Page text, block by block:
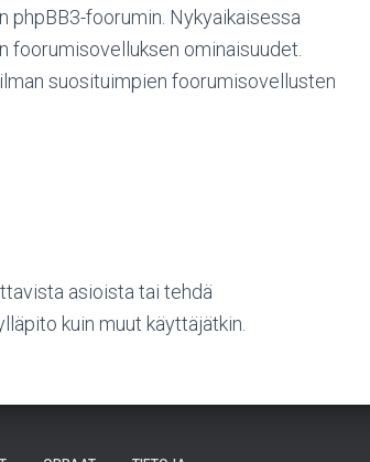
phpBB3-foorumin. Nykyaikaisessa
foorumisovelluksen ominaisuudet.
suosituimpien foorumisovellusten
asioista tai tehdä
kuin muut käyttäjätkin.